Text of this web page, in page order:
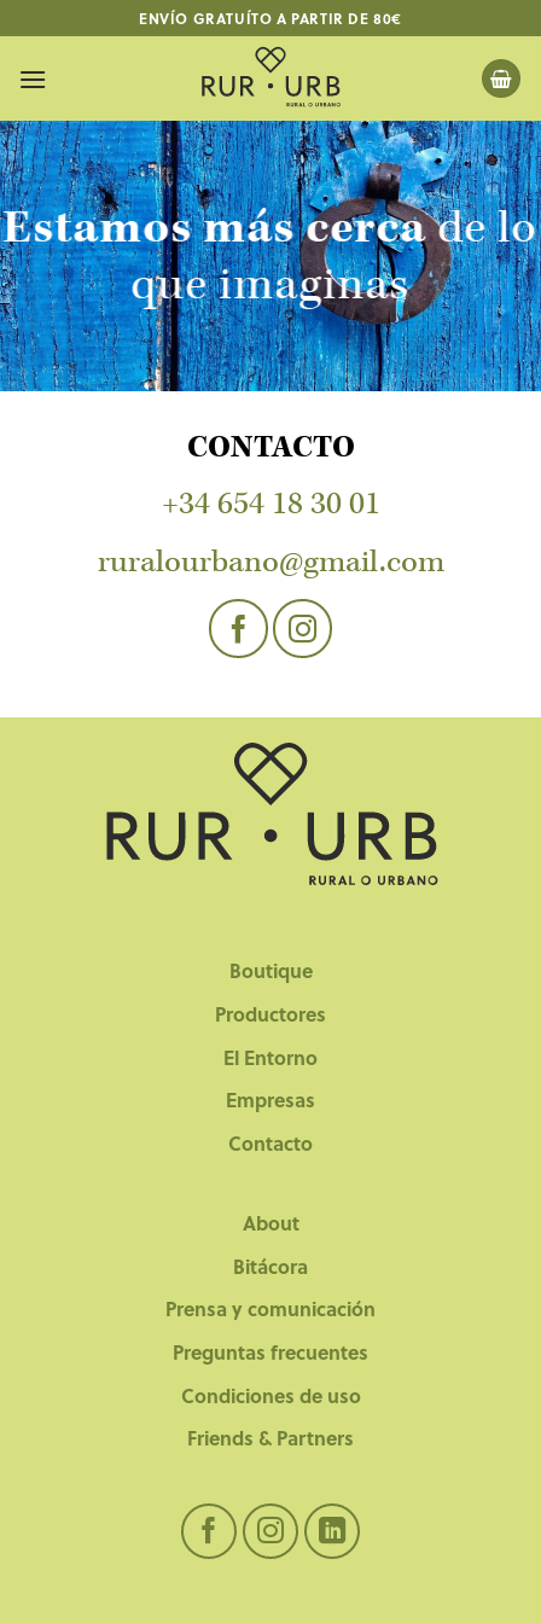
al
contenido
ENVÍO GRATUÍTO A PARTIR DE 80€
Estamos más cercade lo
que imaginas
CONTACTO
+34 654 18 30 01
ruralourbano@gmail.com
Boutique
Productores
El Entorno
Empresas
Contacto
About
Bitácora
Prensa y comunicación
Preguntas frecuentes
Condiciones de uso
Friends & Partners